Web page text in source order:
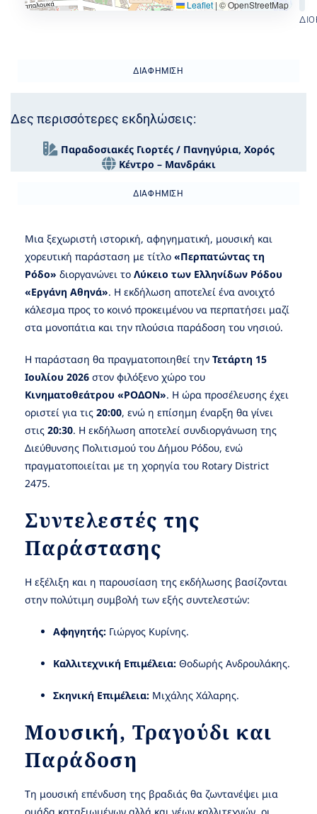
Leaflet | © OpenStreetMap
ΔΙΑΦΉΜΙΣΗ
Δες περισσότερες εκδηλώσεις:
Παραδοσιακές Γιορτές / Πανηγύρια, Χορός
Κέντρο – Μανδράκι
ΔΙΑΦΉΜΙΣΗ
Μια ξεχωριστή ιστορική, αφηγηματική, μουσική και
χορευτική παράσταση με τίτλο «Περπατώντας τη
Ρόδο» διοργανώνει το Λύκειο των Ελληνίδων Ρόδου
«Εργάνη Αθηνά». Η εκδήλωση αποτελεί ένα ανοιχτό
κάλεσμα προς το κοινό προκειμένου να περπατήσει μαζί
στα μονοπάτια και την πλούσια παράδοση του νησιού.
Η παράσταση θα πραγματοποιηθεί την Τετάρτη 15
Ιουλίου 2026 στον φιλόξενο χώρο του
Κινηματοθεάτρου «ΡΟΔΟΝ». Η ώρα προσέλευσης έχει
οριστεί για τις 20:00, ενώ η επίσημη έναρξη θα γίνει
στις 20:30. Η εκδήλωση αποτελεί συνδιοργάνωση της
Διεύθυνσης Πολιτισμού του Δήμου Ρόδου, ενώ
πραγματοποιείται με τη χορηγία του Rotary District
2475.
Συντελεστές της
Παράστασης
Η εξέλιξη και η παρουσίαση της εκδήλωσης βασίζονται
στην πολύτιμη συμβολή των εξής συντελεστών:
Αφηγητής: Γιώργος Κυρίνης.
Καλλιτεχνική Επιμέλεια: Θοδωρής Ανδρουλάκης.
Σκηνική Επιμέλεια: Μιχάλης Χάλαρης.
Μουσική, Τραγούδι και
Παράδοση
Τη μουσική επένδυση της βραδιάς θα ζωντανέψει μια
ομάδα καταξιωμένων αλλά και νέων καλλιτεχνών, οι